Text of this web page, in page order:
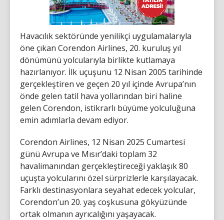
Havacılık sektöründe yenilikçi uygulamalarıyla
öne çıkan Corendon Airlines, 20. kuruluş yıl
dönümünü yolcularıyla birlikte kutlamaya
hazırlanıyor. İlk uçuşunu 12 Nisan 2005 tarihinde
gerçekleştiren ve geçen 20 yıl içinde Avrupa’nın
önde gelen tatil hava yollarından biri haline
gelen Corendon, istikrarlı büyüme yolculuğuna
emin adımlarla devam ediyor.
Corendon Airlines, 12 Nisan 2025 Cumartesi
günü Avrupa ve Mısır’daki toplam 32
havalimanından gerçekleştireceği yaklaşık 80
uçuşta yolcularını özel sürprizlerle karşılayacak.
Farklı destinasyonlara seyahat edecek yolcular,
Corendon’un 20. yaş coşkusuna gökyüzünde
ortak olmanın ayrıcalığını yaşayacak.